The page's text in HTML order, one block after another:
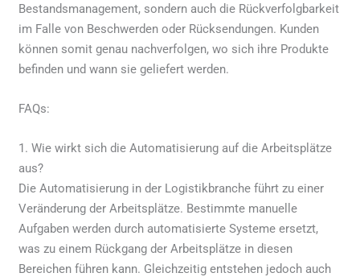
Bestandsmanagement, sondern auch die Rückverfolgbarkeit
im Falle von Beschwerden oder Rücksendungen. Kunden
können somit genau nachverfolgen, wo sich ihre Produkte
befinden und wann sie geliefert werden.
FAQs:
1. Wie wirkt sich die Automatisierung auf die Arbeitsplätze
aus?
Die Automatisierung in der Logistikbranche führt zu einer
Veränderung der Arbeitsplätze. Bestimmte manuelle
Aufgaben werden durch automatisierte Systeme ersetzt,
was zu einem Rückgang der Arbeitsplätze in diesen
Bereichen führen kann. Gleichzeitig entstehen jedoch auch